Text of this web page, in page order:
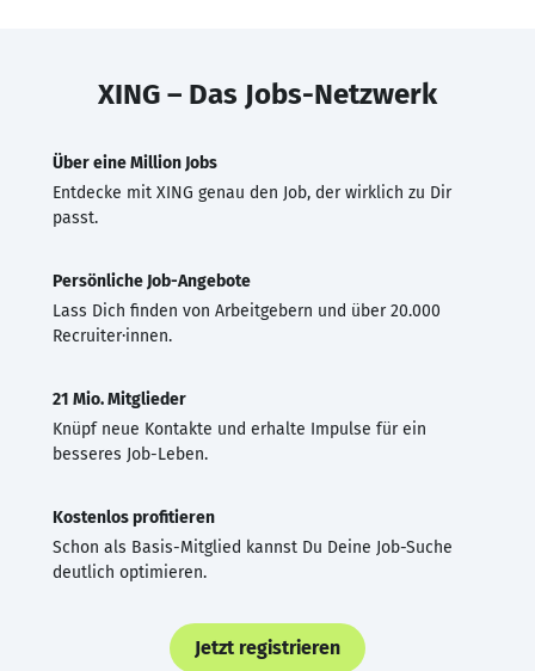
XING – Das Jobs-Netzwerk
Über eine Million Jobs
Entdecke mit XING genau den Job, der wirklich zu Dir
passt.
Persönliche Job-Angebote
Lass Dich finden von Arbeitgebern und über 20.000
Recruiter·innen.
21 Mio. Mitglieder
Knüpf neue Kontakte und erhalte Impulse für ein
besseres Job-Leben.
Kostenlos profitieren
Schon als Basis-Mitglied kannst Du Deine Job-Suche
deutlich optimieren.
Jetzt registrieren